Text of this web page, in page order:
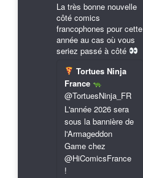
La très bonne nouvelle
côté comics
francophones pour cette
année au cas où vous
seriez passé à côté
Tortues Ninja
France
@TortuesNinja_FR
L'année 2026 sera
sous la bannière de
l'Armageddon
Game chez
@HiComicsFrance
!